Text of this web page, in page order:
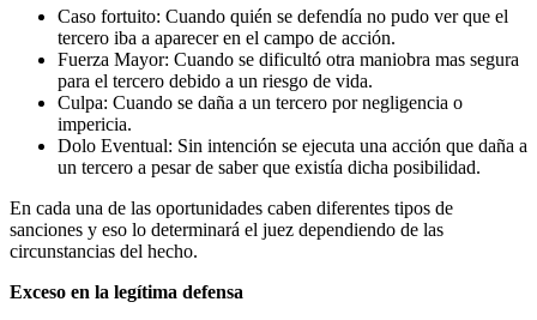
Caso fortuito: Cuando quién se defendía no pudo ver que el
tercero iba a aparecer en el campo de acción.
Fuerza Mayor: Cuando se dificultó otra maniobra mas segura
para el tercero debido a un riesgo de vida.
Culpa: Cuando se daña a un tercero por negligencia o
impericia.
Dolo Eventual: Sin intención se ejecuta una acción que daña a
un tercero a pesar de saber que existía dicha posibilidad.
En cada una de las oportunidades caben diferentes tipos de
sanciones y eso lo determinará el juez dependiendo de las
circunstancias del hecho.
Exceso en la legítima defensa